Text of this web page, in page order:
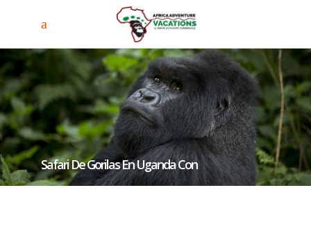
Safari De Gorilas En Uganda Con